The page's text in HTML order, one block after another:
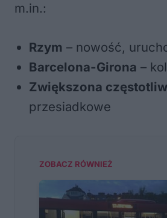
m.in.:
Rzym – nowość,
Barcelona-Girona –
Zwiększona
przesiadkowe
ZOBACZ RÓWNIEŻ